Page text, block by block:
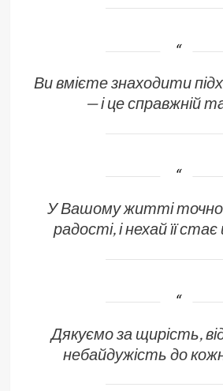
Ви вмієте знаходити
— і це справжній
У Вашому житті точно
радості, і нехай її
Дякуємо за щирість,
небайдужість до